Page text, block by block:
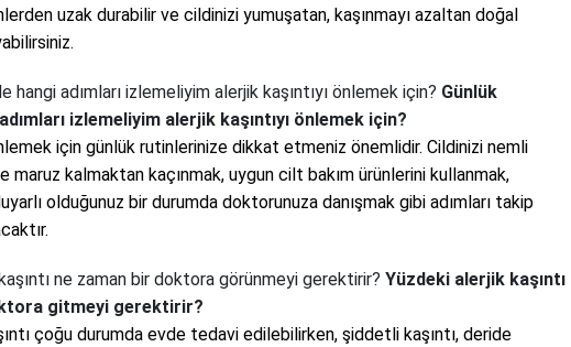
uzak durabilir ve cildinizi yumuşatan, kaşınmayı azaltan doğal
hangi adımları izlemeliyim alerjik kaşıntıyı önlemek için? Günlük
izlemeliyim alerjik kaşıntıyı önlemek için?
için günlük rutinlerinize dikkat etmeniz önemlidir. Cildinizi nemli
maruz kalmaktan kaçınmak, uygun cilt bakım ürünlerini kullanmak,
olduğunuz bir durumda doktorunuza danışmak gibi adımları takip
ne zaman bir doktora görünmeyi gerektirir? Yüzdeki alerjik kaşıntı
gitmeyi gerektirir?
çoğu durumda evde tedavi edilebilirken, şiddetli kaşıntı, deride